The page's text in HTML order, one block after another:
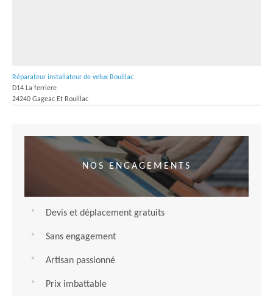
Réparateur installateur de velux Bouillac
D14 La ferriere
24240 Gageac Et Rouillac
NOS ENGAGEMENTS
Devis et déplacement gratuits
Sans engagement
Artisan passionné
Prix imbattable